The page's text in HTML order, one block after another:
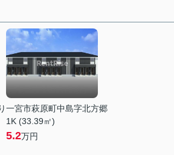
一宮市萩原町中島字北方郷
1K (33.39㎡)
5.2万円